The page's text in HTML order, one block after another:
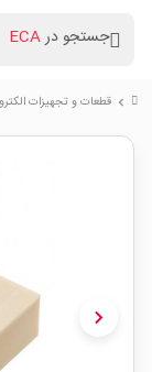
جستجو درECA
chevron_right قطعات و تجهیزات
chevron_right